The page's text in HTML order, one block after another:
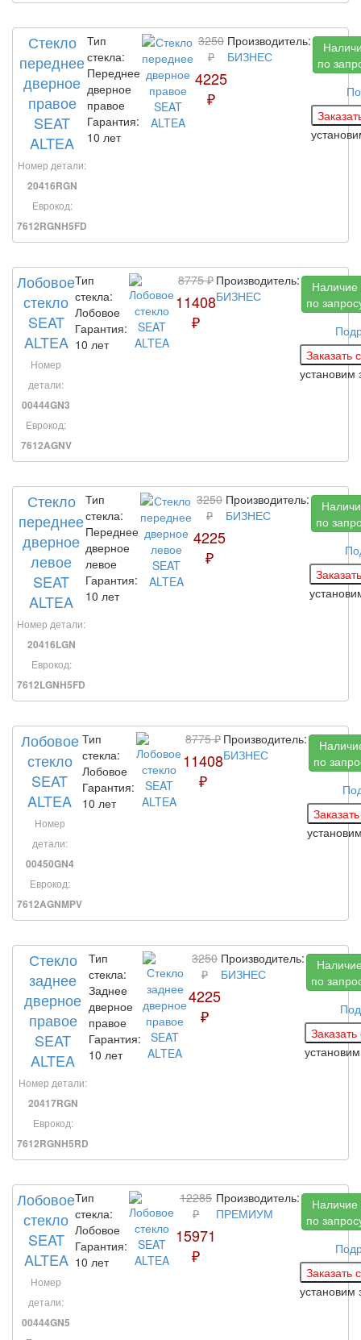
Стекло
переднее
дверное
правое
SEAT
ALTEA
Номер детали:
20416RGN
Еврокод:
7612RGNH5FD
Тип
стекла:
Переднее
дверное
правое
Гарантия:
10 лет
3250
₽
4225
₽
Производитель:
БИЗНЕС
по
Лобовое
стекло
SEAT
ALTEA
Номер
детали:
00444GN3
Еврокод:
7612AGNV
Тип
стекла:
Лобовое
Гарантия:
10 лет
8775 ₽
11408
₽
Производитель:
БИЗНЕС
Наличие
по
установим
Стекло
переднее
дверное
левое
SEAT
ALTEA
Номер детали:
20416LGN
Еврокод:
7612LGNH5FD
Тип
стекла:
Переднее
дверное
левое
Гарантия:
10 лет
3250
₽
4225
₽
Производитель:
БИЗНЕС
по
Лобовое
стекло
SEAT
ALTEA
Номер
детали:
00450GN4
Еврокод:
7612AGNMPV
Тип
стекла:
Лобовое
Гарантия:
10 лет
8775 ₽
11408
₽
Производитель:
БИЗНЕС
по
Стекло
заднее
дверное
правое
SEAT
ALTEA
Номер детали:
20417RGN
Еврокод:
7612RGNH5RD
Тип
стекла:
Заднее
дверное
правое
Гарантия:
10 лет
3250
₽
4225
₽
Производитель:
БИЗНЕС
по
Лобовое
стекло
SEAT
ALTEA
Номер
детали:
00444GN5
Тип
стекла:
Лобовое
Гарантия:
10 лет
12285
₽
15971
₽
Производитель:
ПРЕМИУМ
Наличие
по
установим